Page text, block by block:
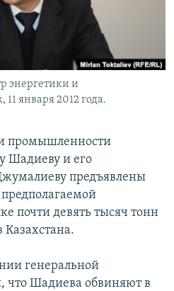
энергетики и
января 2012 года.
промышленности
Шадиеву и его
предъявлены
почти девять тысяч тонн
Казахстана.
генеральной
что Шадиева обвиняют в